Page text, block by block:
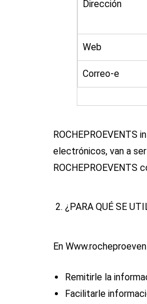
Dirección
Web
Correo-e
electrónicos, van a
ROCHEPROEVENTS
2. ¿PARA QUÉ SE
En
Remitirle la
Facilitarle